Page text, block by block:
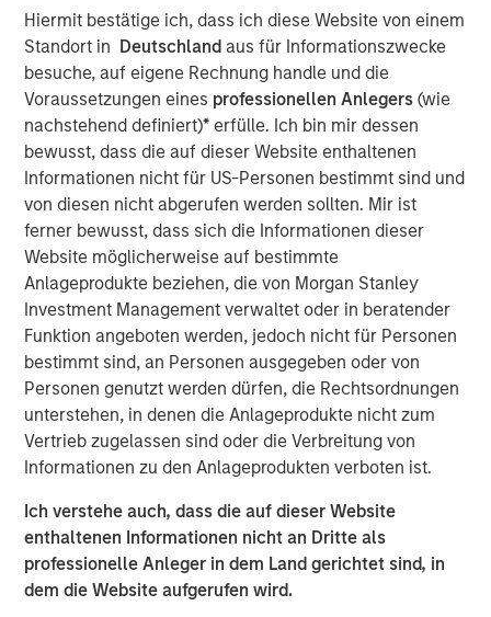
Hiermit bestätige ich, dass ich diese Website von einem
Standort in Deutschland aus für Informationszwecke
besuche, auf eigene Rechnung handle und die
Voraussetzungen eines professionellen Anlegers(wie
nachstehend definiert)* erfülle. Ich bin mir dessen
bewusst, dass die auf dieser Website enthaltenen
Informationen nicht für US-Personen bestimmt sind und
von diesen nicht abgerufen werden sollten. Mir ist
ferner bewusst, dass sich die Informationen dieser
Website möglicherweise auf bestimmte
Anlageprodukte beziehen, die von Morgan Stanley
Investment Management verwaltet oder in beratender
Funktion angeboten werden, jedoch nicht für Personen
bestimmt sind, an Personen ausgegeben oder von
Personen genutzt werden dürfen, die Rechtsordnungen
unterstehen, in denen die Anlageprodukte nicht zum
Vertrieb zugelassen sind oder die Verbreitung von
Informationen zu den Anlageprodukten verboten ist.
Ich verstehe auch, dass die auf dieser Website
enthaltenen Informationen nicht an Dritte als
professionelle Anleger in dem Land gerichtet sind, in
dem die Website aufgerufen wird.
RI and remain a significant equity holder in the Company
following the completion of the transaction.
Headquartered in the San Francisco Bay Area, RI provides
advisory services, program management services and
software to utility, government and corporate clients in
the areas of energy efficiency and decarbonization with
the goal of lowering energy costs, reducing waste,
cutting greenhouse gas emissions and improving grid
resiliency. The Company is a recognized leader in
working with utilities to develop and implement both
traditional energy efficiency programs, including lighting,
weatherization and controls, as well as emerging growth
areas such as electric vehicle charging, distributed solar
and demand response.
Commenting on the acquisition, Eric Kanter, Managing
Director and Head of Industrial Services at MSCP, said:
“Resource Innovations’ tech-enabled services help turn
core energy efficiency needs while seeking to address
the next phase of clean energy transition challenges
being faced across the United States. We believe the
Company’s record of consistent growth and ability to